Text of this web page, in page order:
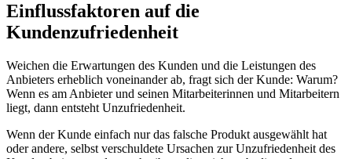
Einflussfaktoren auf die
Kundenzufriedenheit
Weichen die Erwartungen des Kunden und die Leistungen des
Anbieters erheblich voneinander ab, fragt sich der Kunde: Warum?
Wenn es am Anbieter und seinen Mitarbeiterinnen und Mitarbeitern
liegt, dann entsteht Unzufriedenheit.
Wenn der Kunde einfach nur das falsche Produkt ausgewählt hat
oder andere, selbst verschuldete Ursachen zur Unzufriedenheit des